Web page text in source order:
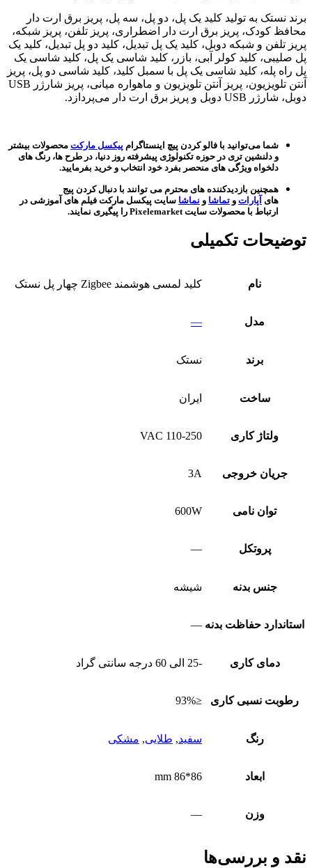
برند نستک به تولید کلید یک پل، دو پل، سه پل، پریز برق ارت دار
محافظ کودک، پریز برق ارت دار اضطراری، پریز تلفن، پریز شبکه،
پریز تلفن و شبکه دوبل، کلید یک پل تبدیل، کلید دو پل تبدیل، کلید یک
پل صلیبی، کلید کولر آبی، بازر، کلید شاسی یک پل، کلید شاسی یک
پل راه پله، کلید شاسی یک پل با سمبل کلید، کلید شاسی دو پل، پریز
آنتن تلویزیون، پریز آنتن تلویزیون و ماهواره میانی، پریز شارژر USB
دوبل، شارژر USB دوبل و پریز برق ارت دار می‌پردازد.
شما می‌توانید با فالو کردن پیچ اینستاگرام پیکسل مارکت محصولات بیشتر
و دلنشین تری در حوزه تکنولوژی پیشرفته روز دنیا، در طرح ها، رنگ های
دلخواه ویژگی های منحصر بفرد خود انتخاب و خرید بفرمایید.
همچنین بازدیدکننده های محترم می توانند با دنبال کردن پیج
های آپارات و تماشا و نماشا سایت پیکسل مارکت فیلم های آموزشی در
ارتباط با محصولات سایت Pixelemarket را پیگیری نمایند.
توضیحات تکمیلی
نام کلید لمسی هوشمند Zigbee چهار پل نستک
مدل —
برند نستک
ساخت ایران
ولتاژ کاری 110-250 VAC
جریان خروجی 3A
توان نامی 600W
پروتکل —
جنس بدنه شیشه
استاندارد حفاظت بدنه —
دمای کاری -25 الی 60 درجه سانتی گراد
رطوبت نسبی کاری ≤93%
رنگ سفید, طلایی, مشکی
ابعاد 86*86 mm
وزن —
نقد و بررسی‌ها